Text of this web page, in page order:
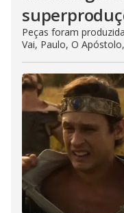
Peças foram
Vai, Paulo, O